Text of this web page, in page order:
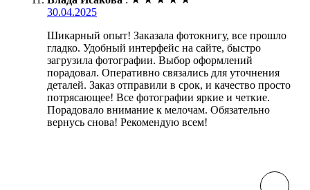
30.04.2025
Шикарный опыт! Заказала фотокнигу, все прошло
гладко. Удобный интерфейс на сайте, быстро
загрузила фотографии. Выбор оформлений
порадовал. Оперативно связались для уточнения
деталей. Заказ отправили в срок, и качество просто
потрясающее! Все фотографии яркие и четкие.
Порадовало внимание к мелочам. Обязательно
вернусь снова! Рекомендую всем!